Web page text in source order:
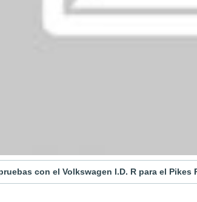
con el Volkswagen I.D. R para el Pikes